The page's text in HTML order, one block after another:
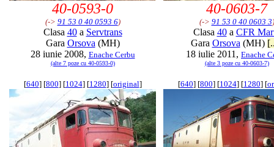
40-0593-0
(-> 91 53 0 40 0593 6)
Clasa 40a Servtrans
Gara Orsova (MH)
28 iunie 2008, Enache Cerbu
(alte 7 poze cu 40-0593-0)
40-0603-7
(-> 91 53 0 40 0603 3)
Clasa 40a CFR
Gara Orsova (MH)
18 iulie 2011, Enache
(alte 3 poze cu 40-0603-7)
[640] [800] [1024] [1280] [original] [640] [800] [1024] [1280] [